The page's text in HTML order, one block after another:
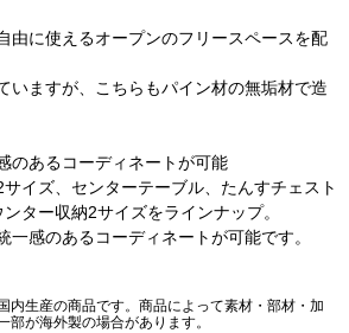
由に使えるオープンのフリースペースを配
いますが、こちらもパイン材の無垢材で造
のあるコーディネートが可能
イズ、センターテーブル、たんすチェスト
ター収納2サイズをラインナップ。
一感のあるコーディネートが可能です。
内生産の商品です。商品によって素材・部材・加
部が海外製の場合があります。